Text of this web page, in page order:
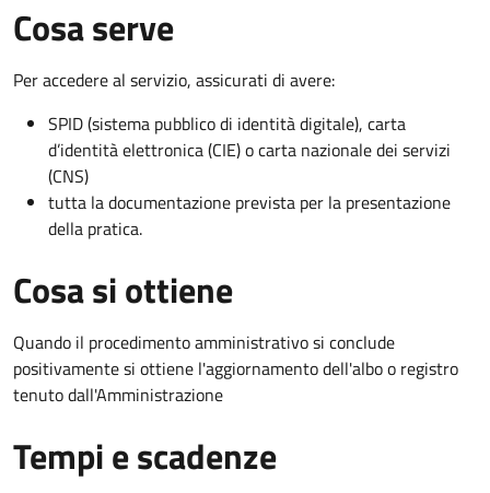
Cosa serve
Per accedere al servizio, assicurati di avere:
SPID (sistema pubblico di identità digitale), carta
d’identità elettronica (CIE) o carta nazionale dei servizi
(CNS)
tutta la documentazione prevista per la presentazione
della pratica.
Cosa si ottiene
Quando il procedimento amministrativo si conclude
positivamente si ottiene l'aggiornamento dell'albo o registro
tenuto dall'Amministrazione
Tempi e scadenze